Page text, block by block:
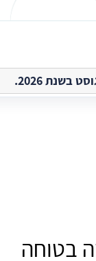
בשנת 2026.
בטוחה